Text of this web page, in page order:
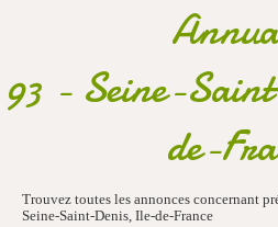
93 - Seine-
de-
Trouvez toutes les annonces concernant
Seine-Saint-Denis, Ile-de-France